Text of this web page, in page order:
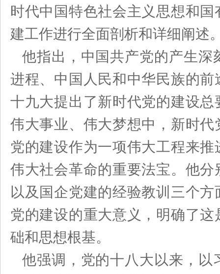
时代中国特色社会主义思想和
建工作进行全面剖析和详细阐述
他指出，中国共产党的产生
进程、中国人民和中华民族的
十九大提出了新时代党的建设
伟大事业、伟大梦想中，新时
党的建设作为一项伟大工程来
伟大社会革命的重要法宝。他
以及国企党建的经验教训三个
党的建设的重大意义，明确了
础和思想根基。
他强调，党的十八大以来，